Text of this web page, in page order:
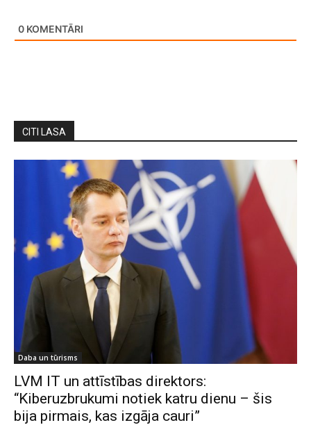
0 KOMENTĀRI
CITI LASA
Daba un tūrisms
LVM IT un attīstības direktors:
“Kiberuzbrukumi notiek katru dienu – šis
bija pirmais, kas izgāja cauri”